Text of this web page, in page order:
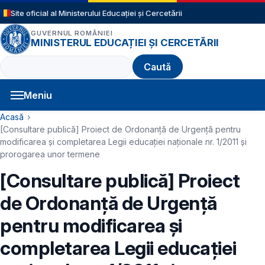
Sari la conținutul principal
Site oficial al Ministerului Educației și Cercetării
GUVERNUL ROMÂNIEI
MINISTERUL EDUCAȚIEI ȘI CERCETĂRII
Caută
Meniu
Navigație principală
Cale de navigare
Acasă
[Consultare publică] Proiect de Ordonanță de Urgență pentru
modificarea și completarea Legii educației naționale nr. 1/2011 și
prorogarea unor termene
[Consultare publică] Proiect
de Ordonanță de Urgență
pentru modificarea și
completarea Legii educației